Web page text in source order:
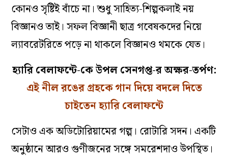
কোনও সৃষ্টিই বাঁচে না। শুধু সাহিত্য-‌শিল্পকলাই নয়
বিজ্ঞানও তাই। সফল বিজ্ঞানী ছাত্র গবেষকদের নিয়ে
ল্যাবরেটরিতে পড়ে না থাকলে বিজ্ঞানও থমকে যেত।
হ্যারি বেলাফন্টে-কে উপল সেনগপ্ত-র অক্ষর-তর্পণ:
এই নীল রঙের গ্রহকে গান দিয়ে বদলে দিতে
চাইতেন হ্যারি বেলাফন্টে
সেটাও এক অডিটোরিয়ামের গল্প। রোটারি সদন। একটি
অনুষ্ঠানে আরও গুণীজনের সঙ্গে সমরেশদাও উপস্থিত।